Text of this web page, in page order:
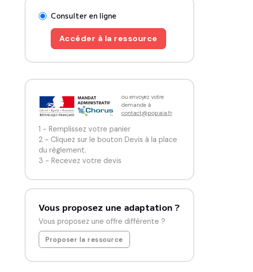
Consulter en ligne
Accéder à la ressource
ou envoyez votre
demande à
contact@popaia.fr
1 - Remplissez votre panier
2 - Cliquez sur le bouton Devis à la place
du règlement.
3 - Recevez votre devis
Vous proposez une adaptation ?
Vous proposez une offre différente ?
Proposer la ressource